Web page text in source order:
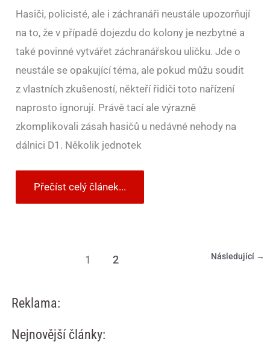
Hasiči, policisté, ale i záchranáři neustále upozorňují
na to, že v případě dojezdu do kolony je nezbytné a
také povinné vytvářet záchranářskou uličku. Jde o
neustále se opakující téma, ale pokud můžu soudit
z vlastních zkušeností, někteří řidiči toto nařízení
naprosto ignorují. Právě tací ale výrazně
zkomplikovali zásah hasičů u nedávné nehody na
dálnici D1. Několik jednotek
Přečíst celý článek...
1 2 Následující →
Reklama:
Nejnovější články: